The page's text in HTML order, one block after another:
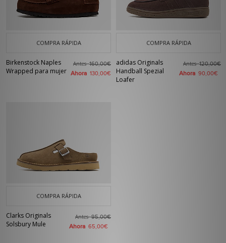
COMPRA RÁPIDA
Birkenstock Naples
Wrapped para mujer
Antes160,00€
Ahora 130,00€
COMPRA RÁPIDA
adidas Originals
Handball Spezial
Loafer
Antes120,00€
Ahora 90,00€
COMPRA RÁPIDA
Clarks Originals
Solsbury Mule
Antes95,00€
Ahora 65,00€